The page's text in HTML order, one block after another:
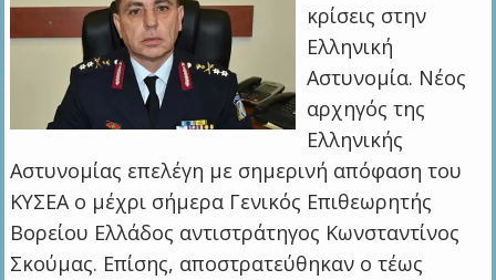
κρίσεις στην
Ελληνική
Αστυνομία. Νέος
αρχηγός της
Ελληνικής
Αστυνομίας επελέγη με σημερινή απόφαση του
ΚΥΣΕΑ ο μέχρι σήμερα Γενικός Επιθεωρητής
Βορείου Ελλάδος αντιστράτηγος Κωνσταντίνος
Σκούμας. Επίσης, αποστρατεύθηκαν ο τέως